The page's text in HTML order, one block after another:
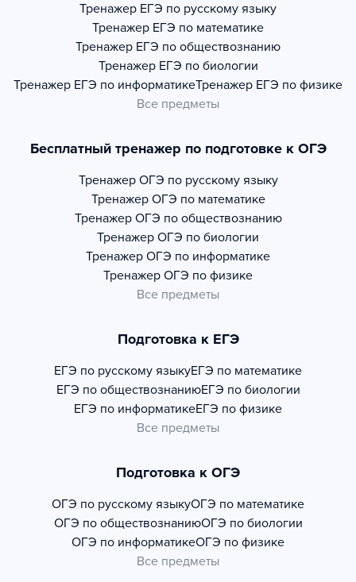
Тренажер ЕГЭ по русскому языку
Тренажер ЕГЭ по математике
Тренажер ЕГЭ по обществознанию
Тренажер ЕГЭ по биологии
Тренажер ЕГЭ по информатикеТренажер ЕГЭ по физике
Все предметы
Бесплатный тренажер по подготовке к ОГЭ
Тренажер ОГЭ по русскому языку
Тренажер ОГЭ по математике
Тренажер ОГЭ по обществознанию
Тренажер ОГЭ по биологии
Тренажер ОГЭ по информатике
Тренажер ОГЭ по физике
Все предметы
Подготовка к ЕГЭ
ЕГЭ по русскому языкуЕГЭ по математике
ЕГЭ по обществознаниюЕГЭ по биологии
ЕГЭ по информатикеЕГЭ по физике
Все предметы
Подготовка к ОГЭ
ОГЭ по русскому языкуОГЭ по математике
ОГЭ по обществознаниюОГЭ по биологии
ОГЭ по информатикеОГЭ по физике
Все предметы